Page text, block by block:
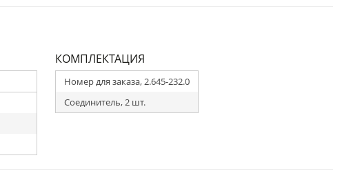
КОМПЛЕКТАЦИЯ
Номер для заказа, 2.645-232.0
Соединитель, 2 шт.